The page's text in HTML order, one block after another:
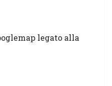
legato alla